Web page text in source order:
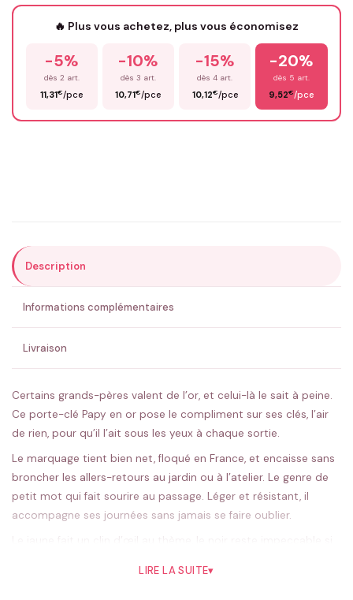
Prénom*
ENVOYER MA DEMANDE ✨
💚 Retour sous 24-48h🇫🇷 Flocage en France✅ Validation avant fabrication
🔥 Plus vous achetez, plus vous économisez
-5%
dès 2 art.
11,31€/pce
-10%
dès 3 art.
10,71€/pce
-15%
dès 4 art.
10,12€/pce
-20%
dès 5 art.
9,52€/pce
Description
Informations complémentaires
Livraison
Certains grands-pères valent de l’or, et celui-là le sait à peine.
Ce porte-clé Papy en or pose le compliment sur ses clés, l’air
de rien, pour qu’il l’ait sous les yeux à chaque sortie.
Le marquage tient bien net, floqué en France, et encaisse sans
broncher les allers-retours au jardin ou à l’atelier. Le genre de
petit mot qui fait sourire au passage. Léger et résistant, il
accompagne ses journées sans jamais se faire oublier.
dans notre atelier français.
LIRE LA SUITE▾